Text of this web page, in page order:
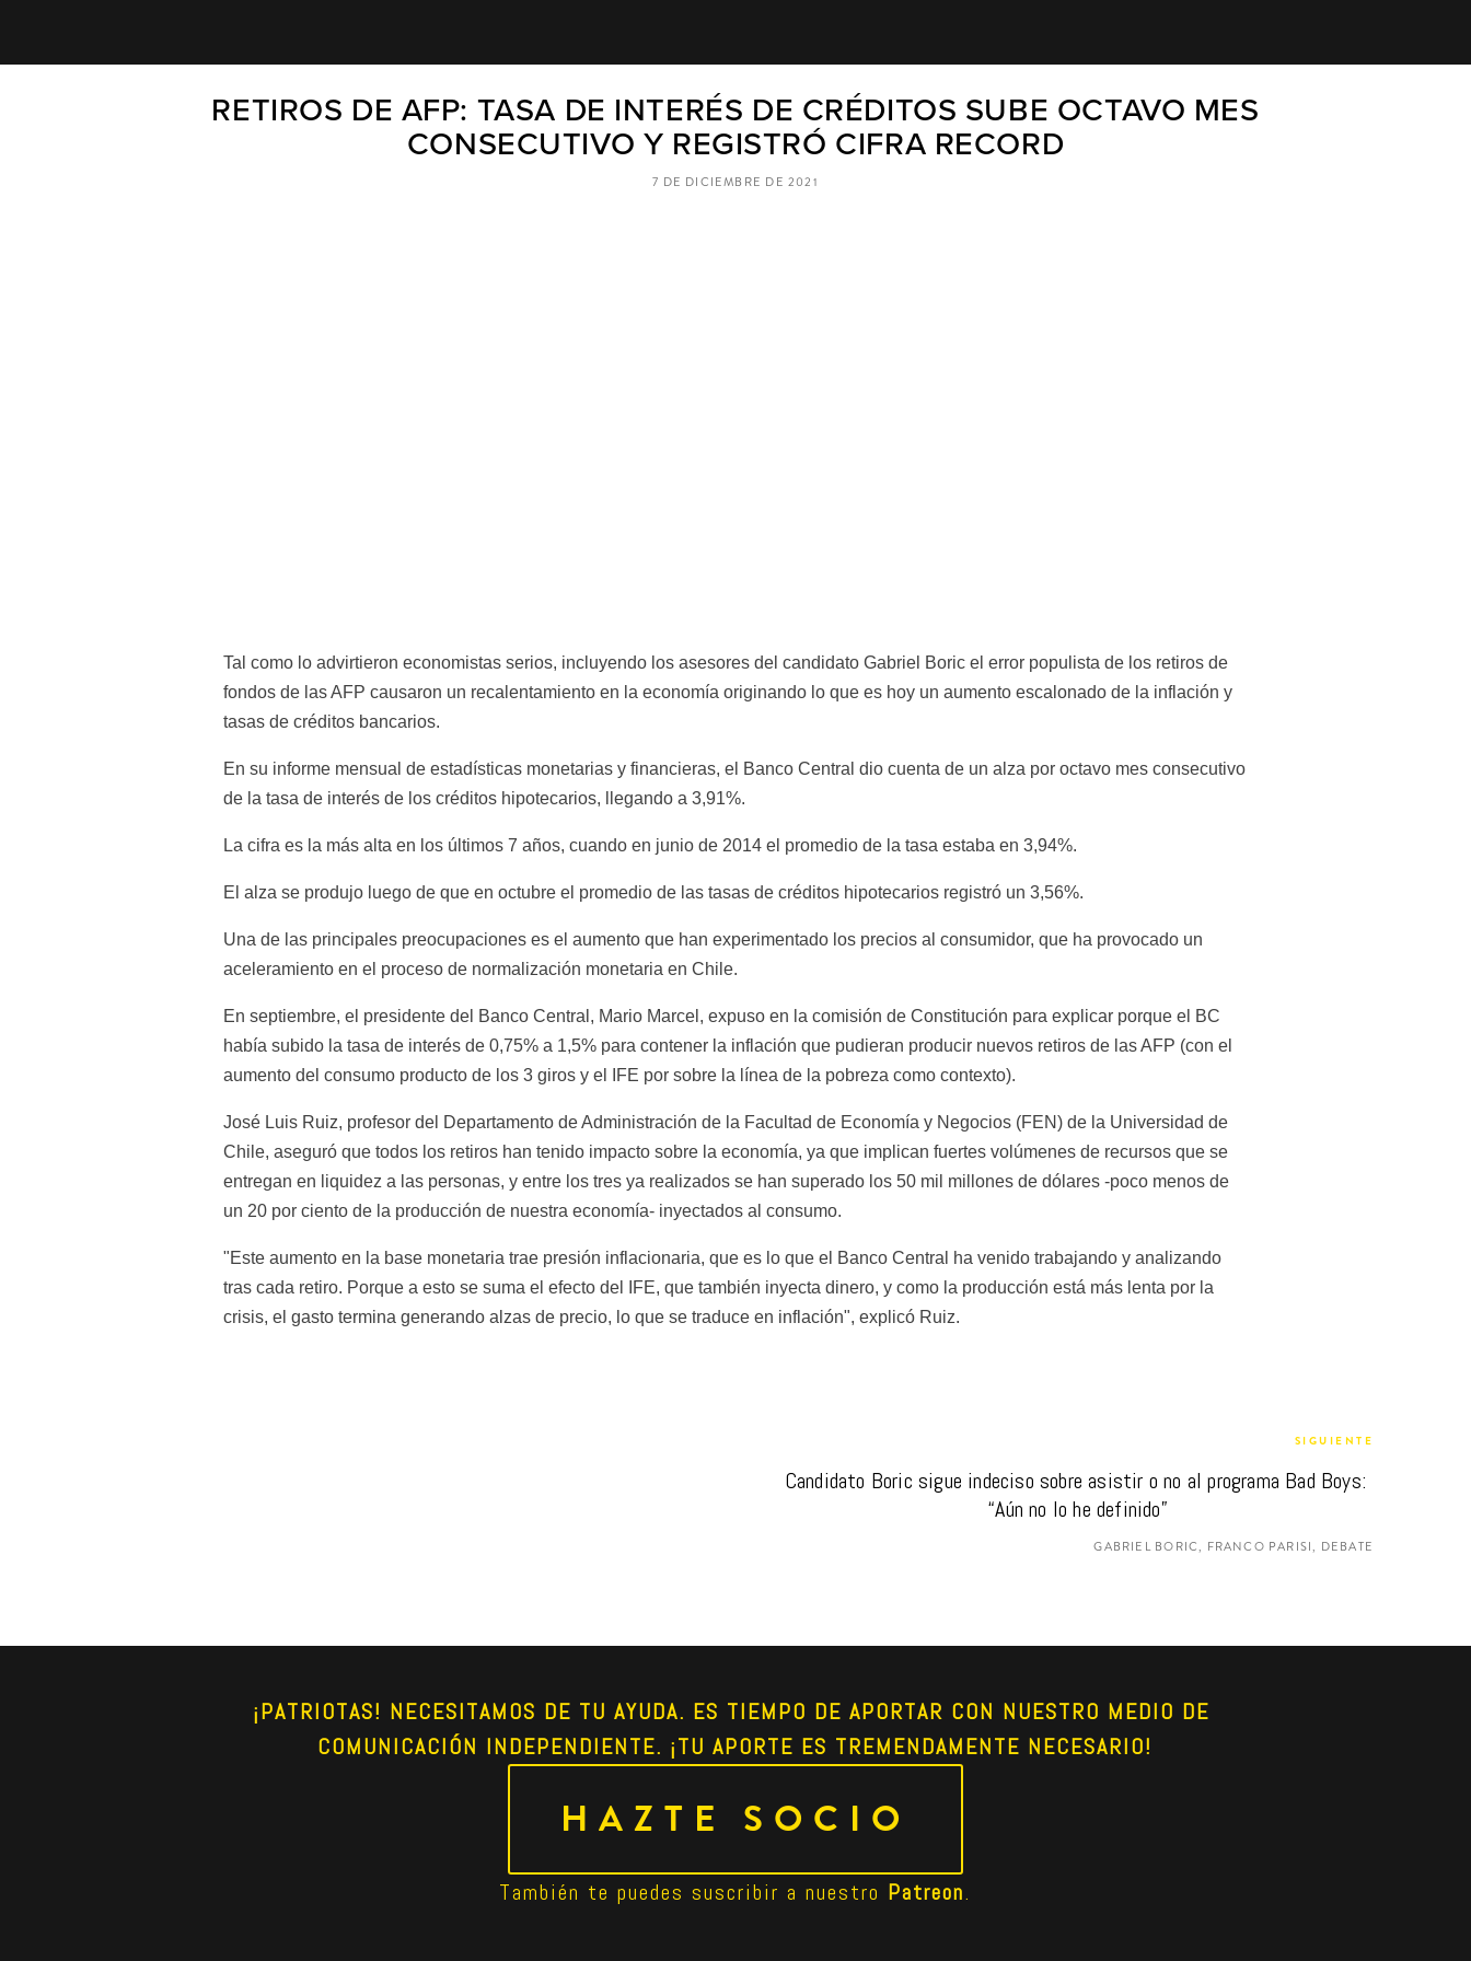
RETIROS DE AFP: TASA DE INTERÉS DE CRÉDITOS SUBE OCTAVO MES
CONSECUTIVO Y REGISTRÓ CIFRA RECORD
Tal como lo advirtieron economistas serios, incluyendo los asesores del candidato Gabriel Boric el error populista de los retiros de
fondos de las AFP causaron un recalentamiento en la economía originando lo que es hoy un aumento escalonado de la inflación y
tasas de créditos bancarios.
En su informe mensual de estadísticas monetarias y financieras, el Banco Central dio cuenta de un alza por octavo mes consecutivo
de la tasa de interés de los créditos hipotecarios, llegando a 3,91%.
La cifra es la más alta en los últimos 7 años, cuando en junio de 2014 el promedio de la tasa estaba en 3,94%.
El alza se produjo luego de que en octubre el promedio de las tasas de créditos hipotecarios registró un 3,56%.
Una de las principales preocupaciones es el aumento que han experimentado los precios al consumidor, que ha provocado un
aceleramiento en el proceso de normalización monetaria en Chile.
En septiembre, el presidente del Banco Central, Mario Marcel, expuso en la comisión de Constitución para explicar porque el BC
había subido la tasa de interés de 0,75% a 1,5% para contener la inflación que pudieran producir nuevos retiros de las AFP (con el
aumento del consumo producto de los 3 giros y el IFE por sobre la línea de la pobreza como contexto).
José Luis Ruiz, profesor del Departamento de Administración de la Facultad de Economía y Negocios (FEN) de la Universidad de
Chile, aseguró que todos los retiros han tenido impacto sobre la economía, ya que implican fuertes volúmenes de recursos que se
entregan en liquidez a las personas, y entre los tres ya realizados se han superado los 50 mil millones de dólares -poco menos de
un 20 por ciento de la producción de nuestra economía- inyectados al consumo.
"Este aumento en la base monetaria trae presión inflacionaria, que es lo que el Banco Central ha venido trabajando y analizando
tras cada retiro. Porque a esto se suma el efecto del IFE, que también inyecta dinero, y como la producción está más lenta por la
crisis, el gasto termina generando alzas de precio, lo que se traduce en inflación", explicó Ruiz.
7 DE DICIEMBRE DE 2021
SIGUIENTE
Candidato Boric sigue indeciso sobre asistir o no al programa Bad Boys:
“Aún no lo he definido”
GABRIEL BORIC, FRANCO PARISI, DEBATE
¡PATRIOTAS! NECESITAMOS DE TU AYUDA. ES TIEMPO DE APORTAR CON NUESTRO MEDIO DE
COMUNICACIÓN INDEPENDIENTE. ¡TU APORTE ES TREMENDAMENTE NECESARIO!
HAZTE SOCIO
También te puedes suscribir a nuestro Patreon.